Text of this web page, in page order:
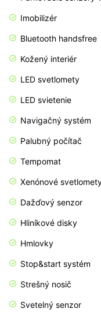
Imobilizér
Bluetooth handsfree
Kožený interiér
LED svetlomety
LED svietenie
Navigačný systém
Palubný počítač
Tempomat
Xenónové
Dažďový senzor
Hliníkové disky
Hmlovky
Stop&start systém
Strešný nosič
Svetelný senzor